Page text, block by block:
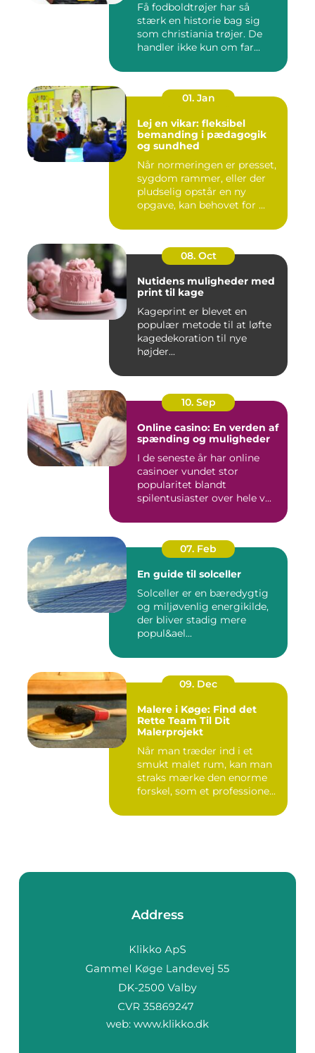
Få fodboldtrøjer har så
stærk en historie bag sig
som christiania trøjer. De
handler ikke kun om far...
01. Jan
Lej en vikar: fleksibel
bemanding i pædagogik
og sundhed
Når normeringen er presset,
sygdom rammer, eller der
pludselig opstår en ny
opgave, kan behovet for ...
08. Oct
Nutidens muligheder med
print til kage
Kageprint er blevet en
populær metode til at løfte
kagedekoration til nye
højder...
10. Sep
Online casino: En verden af
spænding og muligheder
I de seneste år har online
casinoer vundet stor
popularitet blandt
spilentusiaster over hele v...
07. Feb
En guide til solceller
Solceller er en bæredygtig
og miljøvenlig energikilde,
der bliver stadig mere
popul&ael...
09. Dec
Malere i Køge: Find det
Rette Team Til Dit
Malerprojekt
Når man træder ind i et
smukt malet rum, kan man
straks mærke den enorme
forskel, som et professione...
Address
web: www.klikko.dk